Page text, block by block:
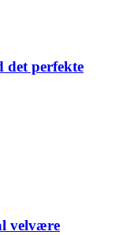
det perfekte
velvære